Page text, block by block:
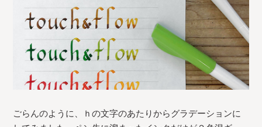
ごらんのように、ｈの文字のあたりからグラデーションに